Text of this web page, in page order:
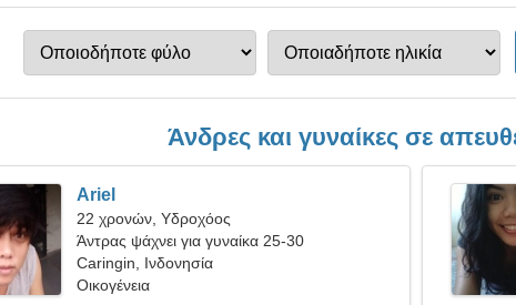
Άνδρες και γυναίκες σε
Ariel
22 χρονών, Υδροχόος
Άντρας ψάχνει για γυναίκα 25-30
Caringin, Ινδονησία
Οικογένεια